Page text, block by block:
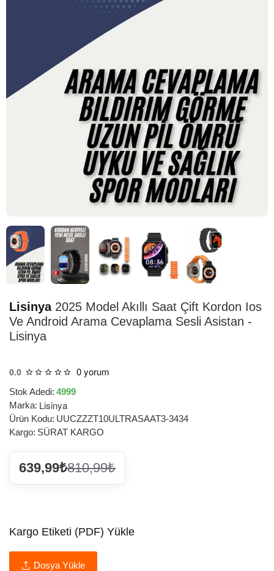
TESLİMAT
Lisinya2025 Model Akıllı Saat Çift Kordon Ios
Ve Android Arama Cevaplama Sesli Asistan -
Lisinya
0.0 0 yorum
Stok Adedi: 4999
Marka: Lisinya
Ürün Kodu: UUCZZZT10ULTRASAAT3-3434
Kargo: SÜRAT KARGO
639,99₺810,99₺
Kargo Etiketi (PDF) Yükle
Dosya Yükle